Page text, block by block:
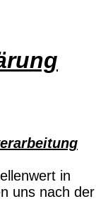
in
uns nach der